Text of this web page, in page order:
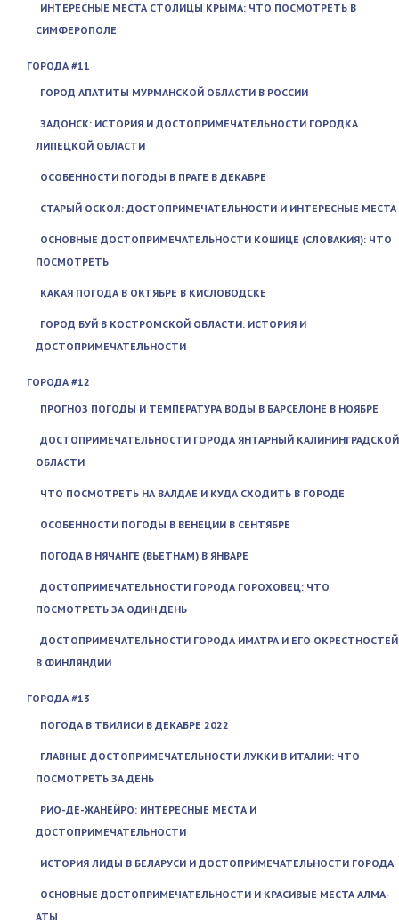
ИНТЕРЕСНЫЕ МЕСТА СТОЛИЦЫ КРЫМА: ЧТО ПОСМОТРЕТЬ В
СИМФЕРОПОЛЕ
ГОРОДА #11
ГОРОД АПАТИТЫ МУРМАНСКОЙ ОБЛАСТИ В РОССИИ
ЗАДОНСК: ИСТОРИЯ И ДОСТОПРИМЕЧАТЕЛЬНОСТИ ГОРОДКА
ЛИПЕЦКОЙ ОБЛАСТИ
ОСОБЕННОСТИ ПОГОДЫ В ПРАГЕ В ДЕКАБРЕ
СТАРЫЙ ОСКОЛ: ДОСТОПРИМЕЧАТЕЛЬНОСТИ И ИНТЕРЕСНЫЕ МЕСТА
ОСНОВНЫЕ ДОСТОПРИМЕЧАТЕЛЬНОСТИ КОШИЦЕ (СЛОВАКИЯ): ЧТО
ПОСМОТРЕТЬ
КАКАЯ ПОГОДА В ОКТЯБРЕ В КИСЛОВОДСКЕ
ГОРОД БУЙ В КОСТРОМСКОЙ ОБЛАСТИ: ИСТОРИЯ И
ДОСТОПРИМЕЧАТЕЛЬНОСТИ
ГОРОДА #12
ПРОГНОЗ ПОГОДЫ И ТЕМПЕРАТУРА ВОДЫ В БАРСЕЛОНЕ В НОЯБРЕ
ДОСТОПРИМЕЧАТЕЛЬНОСТИ ГОРОДА ЯНТАРНЫЙ КАЛИНИНГРАДСКОЙ
ОБЛАСТИ
ЧТО ПОСМОТРЕТЬ НА ВАЛДАЕ И КУДА СХОДИТЬ В ГОРОДЕ
ОСОБЕННОСТИ ПОГОДЫ В ВЕНЕЦИИ В СЕНТЯБРЕ
ПОГОДА В НЯЧАНГЕ (ВЬЕТНАМ) В ЯНВАРЕ
ДОСТОПРИМЕЧАТЕЛЬНОСТИ ГОРОДА ГОРОХОВЕЦ: ЧТО
ПОСМОТРЕТЬ ЗА ОДИН ДЕНЬ
ДОСТОПРИМЕЧАТЕЛЬНОСТИ ГОРОДА ИМАТРА И ЕГО ОКРЕСТНОСТЕЙ
В ФИНЛЯНДИИ
ГОРОДА #13
ПОГОДА В ТБИЛИСИ В ДЕКАБРЕ 2022
ГЛАВНЫЕ ДОСТОПРИМЕЧАТЕЛЬНОСТИ ЛУККИ В ИТАЛИИ: ЧТО
ПОСМОТРЕТЬ ЗА ДЕНЬ
РИО-ДЕ-ЖАНЕЙРО: ИНТЕРЕСНЫЕ МЕСТА И
ДОСТОПРИМЕЧАТЕЛЬНОСТИ
ИСТОРИЯ ЛИДЫ В БЕЛАРУСИ И ДОСТОПРИМЕЧАТЕЛЬНОСТИ ГОРОДА
ОСНОВНЫЕ ДОСТОПРИМЕЧАТЕЛЬНОСТИ И КРАСИВЫЕ МЕСТА АЛМА-
АТЫ